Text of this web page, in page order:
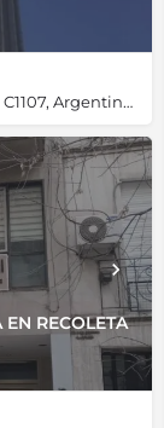
Julieta Lanteri, Puerto Madero, Buenos Aires, C1107, Argentina, -34.61356, -58.36019
EN RECOLETA